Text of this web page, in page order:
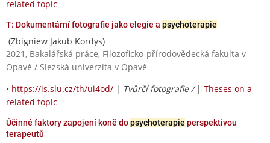
related topic
T: Dokumentární fotografie jako elegie a psychoterapie
(Zbigniew Jakub Kordys)
2021, Bakalářská práce, Filozoficko-přírodovědecká fakulta v
Opavě / Slezská univerzita v Opavě
• https://is.slu.cz/th/ui4od/ | Tvůrčí fotografie / | Theses on a
related topic
Účinné faktory zapojení koně dopsychoterapie perspektivou
terapeutů